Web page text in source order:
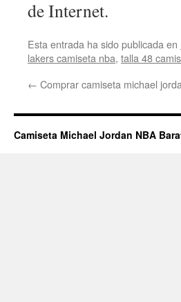
de Internet.
Esta entrada ha sido publicada en
lakers camiseta nba, talla 48
← Comprar camiseta michael
Camiseta Michael Jordan NBA